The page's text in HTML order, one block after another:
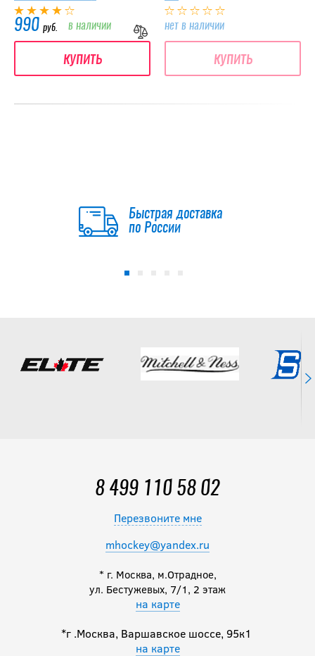
990 руб. в наличии
купить
нет в наличии
купить
Быстрая доставка
по России
8 499 110 58 02
Перезвоните мне
mhockey@yandex.ru
* г. Москва, м.Отрадное,
ул. Бестужевых, 7/1, 2 этаж
на карте
*г .Москва, Варшавское шоссе, 95к1
на карте